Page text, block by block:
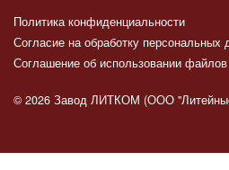
Политика конфиденциальности
Согласие на обработку персональных
Соглашение об использовании
© 2026 Завод ЛИТКОМ (ООО